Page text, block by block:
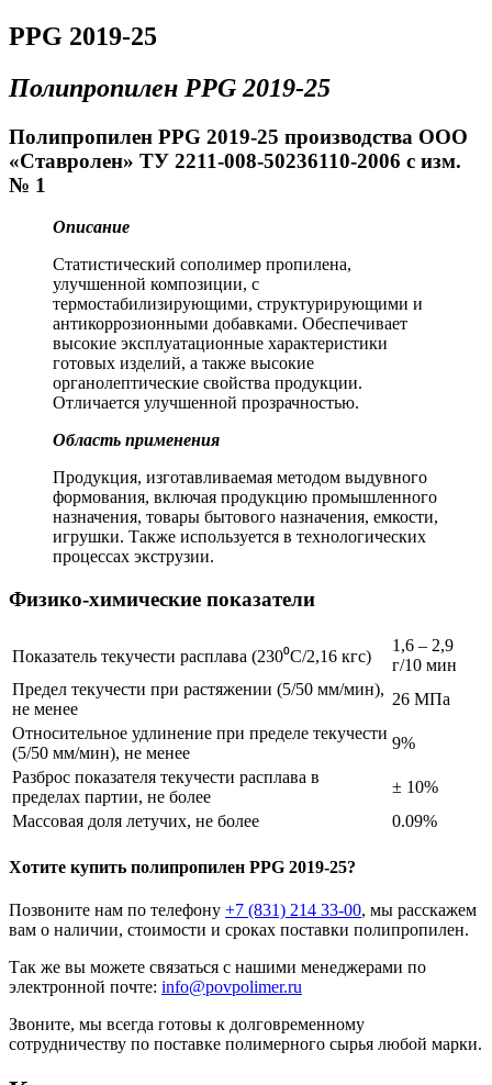
PPG 2019-25
Полипропилен PPG 2019-25
Полипропилен PPG 2019-25 производства ООО
«Ставролен» ТУ 2211-008-50236110-2006 с изм.
№ 1
Описание
Статистический сополимер пропилена,
улучшенной композиции, с
термостабилизирующими, структурирующими и
антикоррозионными добавками. Обеспечивает
высокие эксплуатационные характеристики
готовых изделий, а также высокие
органолептические свойства продукции.
Отличается улучшенной прозрачностью.
Область применения
Продукция, изготавливаемая методом выдувного
формования, включая продукцию промышленного
назначения, товары бытового назначения, емкости,
игрушки. Также используется в технологических
процессах экструзии.
Физико-химические показатели
Показатель текучести расплава (230⁰С/2,16 кгс)
1,6 – 2,9
г/10 мин
Предел текучести при растяжении (5/50 мм/мин),
не менее
26 МПа
Относительное удлинение при пределе текучести
(5/50 мм/мин), не менее
9%
Разброс показателя текучести расплава в
пределах партии, не более
± 10%
Массовая доля летучих, не более
0.09%
Хотите купить полипропилен PPG 2019-25?
Позвоните нам по телефону +7 (831) 214 33-00, мы расскажем
вам о наличии, стоимости и сроках поставки полипропилен.
Так же вы можете связаться с нашими менеджерами по
электронной почте: info@povpolimer.ru
Звоните, мы всегда готовы к долговременному
сотрудничеству по поставке полимерного сырья любой марки.